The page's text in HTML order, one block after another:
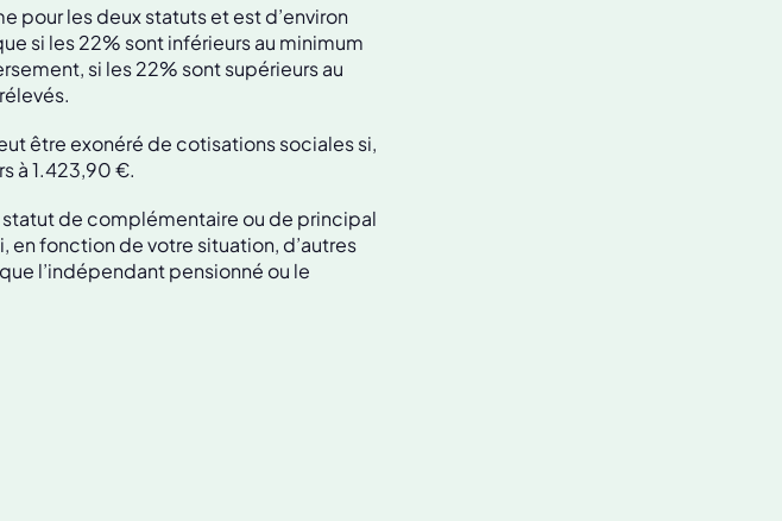
pour les deux statuts et est d’environ
si les 22% sont inférieurs au minimum
si les 22% sont supérieurs au
être exonéré de cotisations sociales si,
à 1.423,90 €.
de complémentaire ou de principal
en fonction de votre situation, d’autres
l’indépendant pensionné ou le